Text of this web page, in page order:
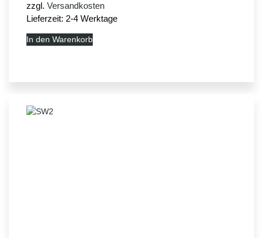
zzgl. Versandkosten
Lieferzeit: 2-4 Werktage
In den Warenkorb